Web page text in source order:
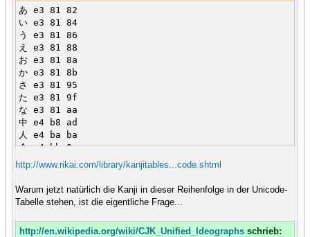
あ e3 81 82
い e3 81 84
う e3 81 86
え e3 81 88
お e3 81 8a
か e3 81 8b
さ e3 81 95
た e3 81 9f
な e3 81 aa
中 e4 b8 ad
人 e4 ba ba
今 e4 bb 8a
会 e4 bc 9a
伝 e4 bc 9d
http://www.rikai.com/library/kanjitables...code.shtml
Warum jetzt natürlich die Kanji in dieser Reihenfolge in der Unicode-
Tabelle stehen, ist die eigentliche Frage...
http://en.wikipedia.org/wiki/CJK_Unified_Ideographs schrieb: